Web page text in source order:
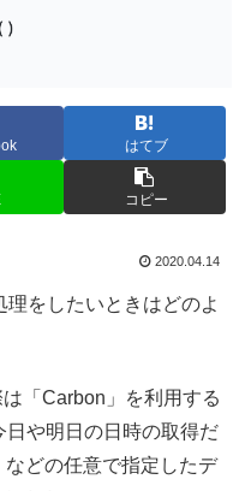
はてブ
コピー
2020.04.14
をしたいときはどのよ
「Carbon」を利用する
や明日の日時の取得だ
どの任意で指定したデ